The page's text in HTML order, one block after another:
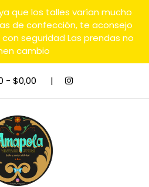
que los talles varían mucho
de confección, te aconsejo
seguridad Las prendas no
cambio
- $0,00